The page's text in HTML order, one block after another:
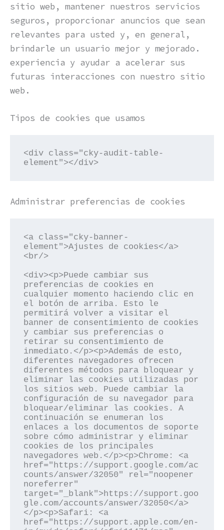
sitio web, mantener nuestros servicios
seguros, proporcionar anuncios que sean
relevantes para usted y, en general,
brindarle un usuario mejor y mejorado.
experiencia y ayudar a acelerar sus
futuras interacciones con nuestro sitio
web.
Tipos de cookies que usamos
<div class="cky-audit-table-
element"></div>
Administrar preferencias de cookies
<a class="cky-banner-
element">Ajustes de cookies</a>
<br/>
<div><p>Puede cambiar sus
preferencias de cookies en
cualquier momento haciendo clic en
el botón de arriba. Esto le
permitirá volver a visitar el
banner de consentimiento de cookies
y cambiar sus preferencias o
retirar su consentimiento de
inmediato.</p><p>Además de esto,
diferentes navegadores ofrecen
diferentes métodos para bloquear y
eliminar las cookies utilizadas por
los sitios web. Puede cambiar la
configuración de su navegador para
bloquear/eliminar las cookies. A
continuación se enumeran los
enlaces a los documentos de soporte
sobre cómo administrar y eliminar
cookies de los principales
navegadores web.</p><p>Chrome: <a
href="https://support.google.com/ac
counts/answer/32050" rel="noopener
noreferrer"
target="_blank">https://support.goo
gle.com/accounts/answer/32050</a>
</p><p>Safari: <a
href="https://support.apple.com/en-